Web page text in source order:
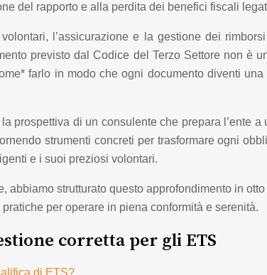
del rapporto e alla perdita dei benefici fiscali
l’assicurazione e la gestione dei
previsto dal Codice del Terzo Settore non è
farlo in modo che ogni documento diventi
di un consulente che prepara l’ente
strumenti concreti per trasformare ogni
e i suoi preziosi volontari.
strutturato questo approfondimento in
per operare in piena conformità e serenità.
corretta per gli ETS
di ETS?